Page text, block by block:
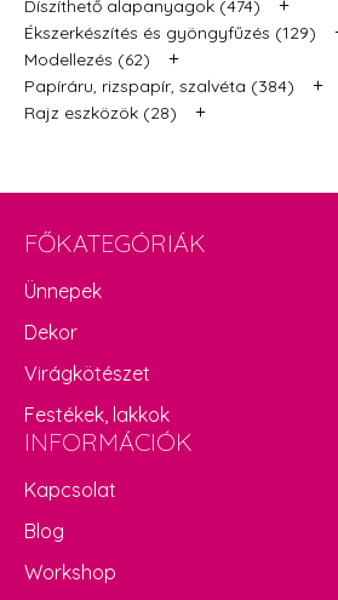
Díszíthető alapanyagok (474) +
Ékszerkészítés és gyöngyfűzés (129)
Modellezés (62) +
Papíráru, rizspapír, szalvéta (384) +
Rajz eszközök (28) +
FŐKATEGÓRIÁK
Ünnepek
Dekor
Virágkötészet
Festékek, lakkok
INFORMÁCIÓK
Kapcsolat
Blog
Workshop